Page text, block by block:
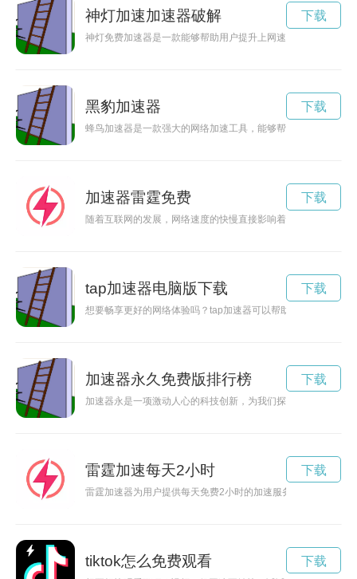
神灯加速加速器破解
神灯免费加速器是一款能够帮助用户提升上网速度的神奇工具
下载
黑豹加速器
蜂鸟加速器是一款强大的网络加速工具，能够帮助用户在网络
下载
加速器雷霆免费
随着互联网的发展，网络速度的快慢直接影响着我们的上网体
下载
tap加速器电脑版下载
想要畅享更好的网络体验吗？tap加速器可以帮助您解锁网络限
下载
加速器永久免费版排行榜
加速器永是一项激动人心的科技创新，为我们探索未知世界提
下载
雷霆加速每天2小时
雷霆加速器为用户提供每天免费2小时的加速服务，让您能够更
下载
tiktok怎么免费观看 下载